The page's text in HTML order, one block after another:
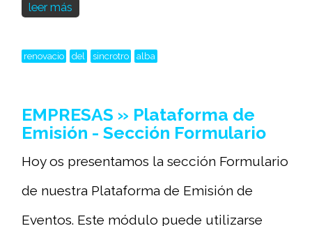
leer más
renovacio del sincrotro alba
EMPRESAS » Plataforma de
Emisión - Sección Formulario
Hoy os presentamos la sección Formulario
de nuestra Plataforma de Emisión de
Eventos. Este módulo puede utilizarse